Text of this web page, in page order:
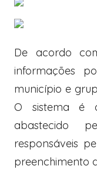
De acordo
informações
município e
O sistema é
abastecido
responsáveis
preenchimento